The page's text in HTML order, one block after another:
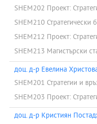
SHEM202 Проект:
SHEM210
SHEM212 Проект:
SHEM213 Магистърски
доц. д-р Евелина
SHEM201 Стратегии и
SHEM203 Проект:
доц. д-р Кристиян